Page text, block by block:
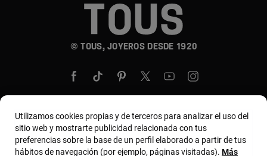
© TOUS, JOYEROS DESDE 1920
País y moneda:United States Of America / US
Dollar
Utilizamos cookies propias y de terceros para analizar el uso del
sitio web y mostrarte publicidad relacionada con tus
preferencias sobre la base de un perfil elaborado a partir de tus
hábitos de navegación (por ejemplo, páginas visitadas). Más